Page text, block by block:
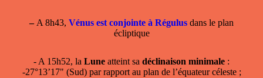
–A 8h43, Vénus est conjointe à Régulus dans le plan
écliptique
- A 15h52, la Lune atteint sa déclinaison minimale :
-27°13’17" (Sud) par rapport au plan de l’équateur céleste ;